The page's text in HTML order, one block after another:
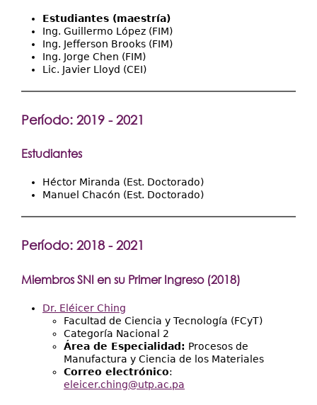
Estudiantes (maestría)
Ing. Guillermo López (FIM)
Ing. Jefferson Brooks (FIM)
Ing. Jorge Chen (FIM)
Lic. Javier Lloyd (CEI)
Período: 2019 - 2021
Estudiantes
Héctor Miranda (Est. Doctorado)
Manuel Chacón (Est. Doctorado)
Período: 2018 - 2021
Miembros SNI en su Primer Ingreso (2018)
Dr. Eléicer Ching
Facultad de Ciencia y Tecnología (FCyT)
Categoría Nacional 2
Área de Especialidad: Procesos de
Manufactura y Ciencia de los Materiales
Correo electrónico:
eleicer.ching@utp.ac.pa